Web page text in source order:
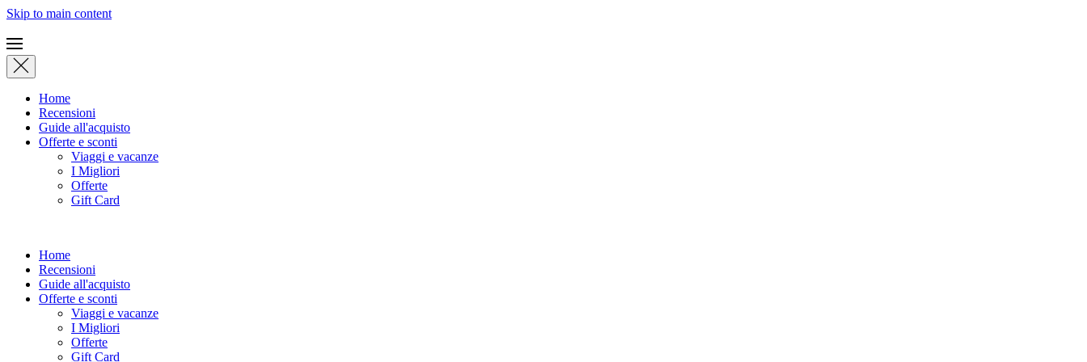
Skip to main content
Home
Recensioni
Guide all'acquisto
Offerte e sconti
Viaggi e vacanze
I Migliori
Offerte
Gift Card
Home
Recensioni
Guide all'acquisto
Offerte e sconti
Viaggi e vacanze
I Migliori
Offerte
Gift Card